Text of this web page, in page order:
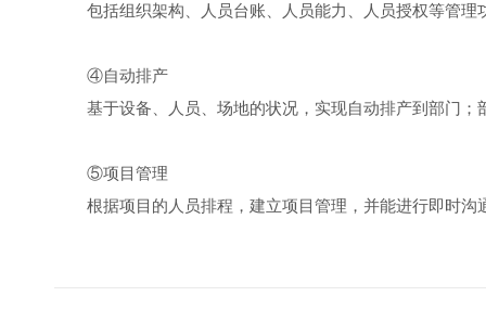
包括组织架构、人员台账、人员能力、人员授权等管理
④自动排产
基于设备、人员、场地的状况，实现自动排产到部门；
⑤项目管理
根据项目的人员排程，建立项目管理，并能进行即时沟